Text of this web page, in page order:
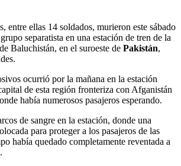
entre ellas 14 soldados, murieron este sábado
separatista en una estación de tren de la
Baluchistán, en el suroeste de Pakistán,
ocurrió por la mañana en la estación
de esta región fronteriza con Afganistán
había numerosos pasajeros esperando.
de sangre en la estación, donde una
para proteger a los pasajeros de las
había quedado completamente reventada a